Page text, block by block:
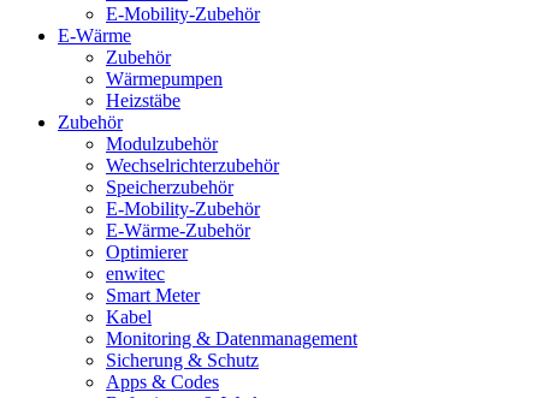
E-Mobility-Zubehör
E-Wärme
Zubehör
Wärmepumpen
Heizstäbe
Zubehör
Modulzubehör
Wechselrichterzubehör
Speicherzubehör
E-Mobility-Zubehör
E-Wärme-Zubehör
Optimierer
enwitec
Smart Meter
Kabel
Monitoring & Datenmanagement
Sicherung & Schutz
Apps & Codes